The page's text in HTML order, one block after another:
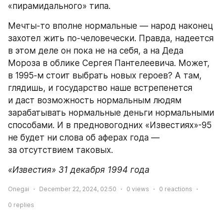
«пирамидального» типа.
Мечты-то вполне нормальные — народ наконец
захотел жить по-человечески. Правда, надеется
в этом деле он пока не на себя, а на Деда
Мороза в облике Сергея Пантелеевича. Может,
в 1995-м стоит выбрать новых героев? А там,
глядишь, и государство наше встрепенется
и даст возможность нормальным людям
зарабатывать нормальные деньги нормальными
способами. И в предновогодних «Известиях»-95
не будет ни слова об аферах года —
за отсутствием таковых.
«Известия» 31 декабря 1994 года
Onegai December 22, 2024, 02:50 0 views 0 reactions
0 replies